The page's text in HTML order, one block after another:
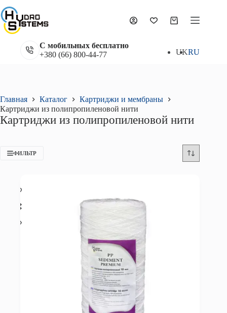
к
сути
Корзина
С мобильных бесплатно
+380 (66) 800-44-77
UKRU
Главная Каталог
Картриджи и мембраны
Картриджи из полипропиленовой нити
Картриджи из полипропиленовой нити
ФИЛЬТР